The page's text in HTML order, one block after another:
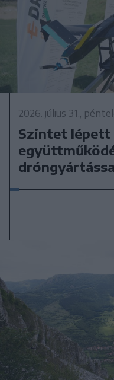
2026. július 31.,
Szintet lépett